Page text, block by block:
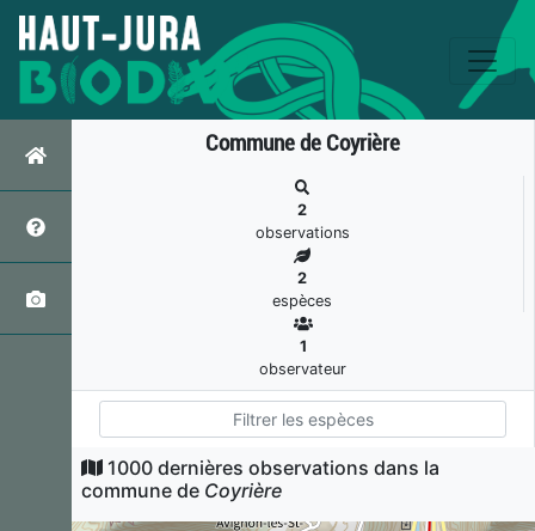
Commune de Coyrière
2
observations
2
espèces
1
observateur
Pic noir
Dryocopus martius
(Linnaeus, 1758)
1000 dernières observations dans la
commune de Coyrière